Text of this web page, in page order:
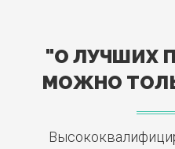
"О ЛУЧШИХ
МОЖНО